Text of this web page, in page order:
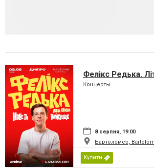
Фелікс Редька.
Концерты
8 серпня, 19:00
Бартоломео,
Купити